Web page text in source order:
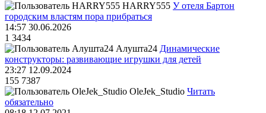
HARRY555 У отеля Бартон
городским властям пора прибраться
14:57 30.06.2026
1 3434
Алушта24 Динамические
конструкторы: развивающие игрушки для детей
23:27 12.09.2024
155 7387
OleJek_Studio Читать
обязательно